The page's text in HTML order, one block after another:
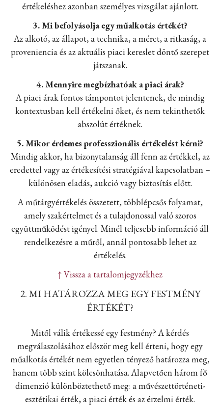
értékeléshez azonban személyes vizsgálat ajánlott.
3. Mi befolyásolja egy műalkotás értékét?
Az alkotó, az állapot, a technika, a méret, a ritkaság, a
proveniencia és az aktuális piaci kereslet döntő szerepet
játszanak.
4. Mennyire megbízhatóak a piaci árak?
A piaci árak fontos támpontot jelentenek, de mindig
kontextusban kell értékelni őket, és nem tekinthetők
abszolút értéknek.
5. Mikor érdemes professzionális értékelést kérni?
Mindig akkor, ha bizonytalanság áll fenn az értékkel, az
eredettel vagy az értékesítési stratégiával kapcsolatban –
különösen eladás, aukció vagy biztosítás előtt.
A műtárgyértékelés összetett, többlépcsős folyamat,
amely szakértelmet és a tulajdonossal való szoros
együttműködést igényel. Minél teljesebb információ áll
rendelkezésre a műről, annál pontosabb lehet az
értékelés.
↑ Vissza a tartalomjegyzékhez
2. MI HATÁROZZA MEG EGY FESTMÉNY
ÉRTÉKÉT?
Mitől válik értékessé egy festmény? A kérdés
megválaszolásához először meg kell érteni, hogy egy
műalkotás értékét nem egyetlen tényező határozza meg,
hanem több szint kölcsönhatása. Alapvetően három fő
dimenzió különböztethető meg: a művészettörténeti-
esztétikai érték, a piaci érték és az érzelmi érték.